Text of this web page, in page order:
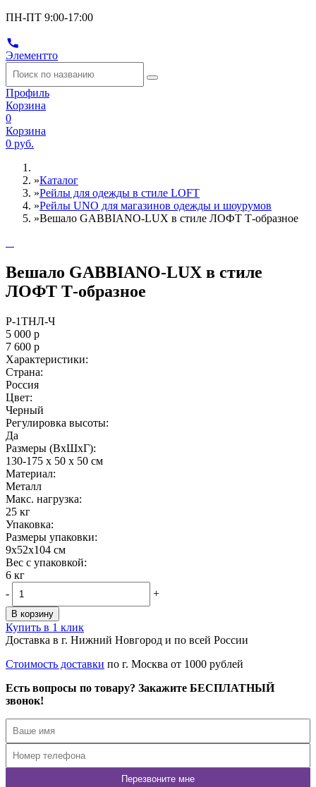
ПН-ПТ 9:00-17:00
Элементто
Профиль
Корзина
0
Корзина
0 руб.
»Каталог
»Рейлы для одежды в стиле LOFT
»Рейлы UNO для магазинов одежды и шоурумов
»Вешало GABBIANO-LUX в стиле ЛОФТ Т-образное
Вешало GABBIANO-LUX в стиле
ЛОФТ Т-образное
Р-1ТНЛ-Ч
5 000 р
7 600 р
Характеристики:
Страна:
Россия
Цвет:
Черный
Регулировка высоты:
Да
Размеры (ВxШxГ):
130-175 x 50 x 50 см
Материал:
Металл
Maкс. нагрузка:
25 кг
Упаковка:
Размеры упаковки:
9x52x104 см
Вес с упаковкой:
6 кг
-
+
В корзину
Купить в 1 клик
Доставка в г. Нижний Новгород и по всей России
Стоимость доставки по г. Москва от 1000 рублей
Есть вопросы по товару? Закажите БЕСПЛАТНЫЙ
звонок!